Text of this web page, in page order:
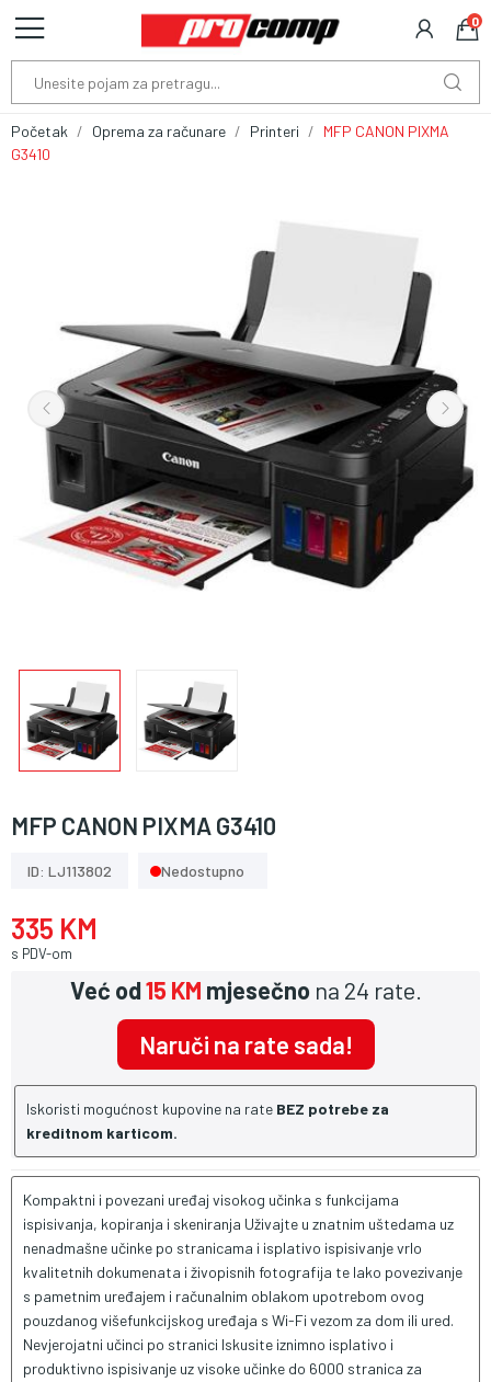
0
Početak Oprema za računare Printeri
MFP CANON PIXMA
G3410
MFP CANON PIXMA G3410
ID: LJ113802 Nedostupno
335 KM
s PDV-om
Već od15 KM mjesečno na 24 rate.
Naruči na rate sada!
Iskoristi mogućnost kupovine na rate BEZ potrebe za
kreditnom karticom.
Kompaktni i povezani uređaj visokog učinka s funkcijama
ispisivanja, kopiranja i skeniranja Uživajte u znatnim uštedama uz
nenadmašne učinke po stranicama i isplativo ispisivanje vrlo
kvalitetnih dokumenata i živopisnih fotografija te lako povezivanje
s pametnim uređajem i računalnim oblakom upotrebom ovog
pouzdanog višefunkcijskog uređaja s Wi-Fi vezom za dom ili ured.
Nevjerojatni učinci po stranici Iskusite iznimno isplativo i
produktivno ispisivanje uz visoke učinke do 6000 stranica za